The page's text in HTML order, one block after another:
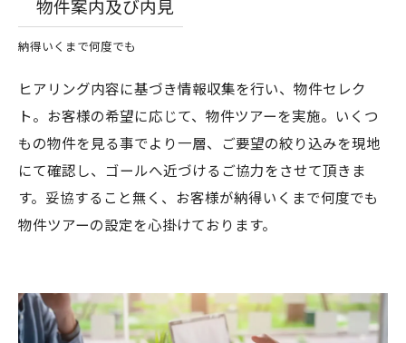
物件案内及び内見
納得いくまで何度でも
ヒアリング内容に基づき情報収集を行い、物件セレク
ト。お客様の希望に応じて、物件ツアーを実施。いくつ
もの物件を見る事でより一層、ご要望の絞り込みを現地
にて確認し、ゴールへ近づけるご協力をさせて頂きま
す。妥協すること無く、お客様が納得いくまで何度でも
物件ツアーの設定を心掛けております。